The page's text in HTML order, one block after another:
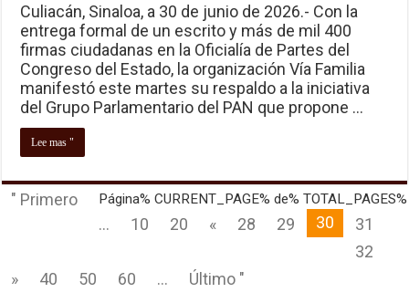
Culiacán, Sinaloa, a 30 de junio de 2026.- Con la
entrega formal de un escrito y más de mil 400
firmas ciudadanas en la Oficialía de Partes del
Congreso del Estado, la organización Vía Familia
manifestó este martes su respaldo a la iniciativa
del Grupo Parlamentario del PAN que propone …
Lee mas "
Página% CURRENT_PAGE% de% TOTAL_PAGES%
" Primero
...
10 20 « 28 29 30
31
32
»
40 50 60 ... Último "